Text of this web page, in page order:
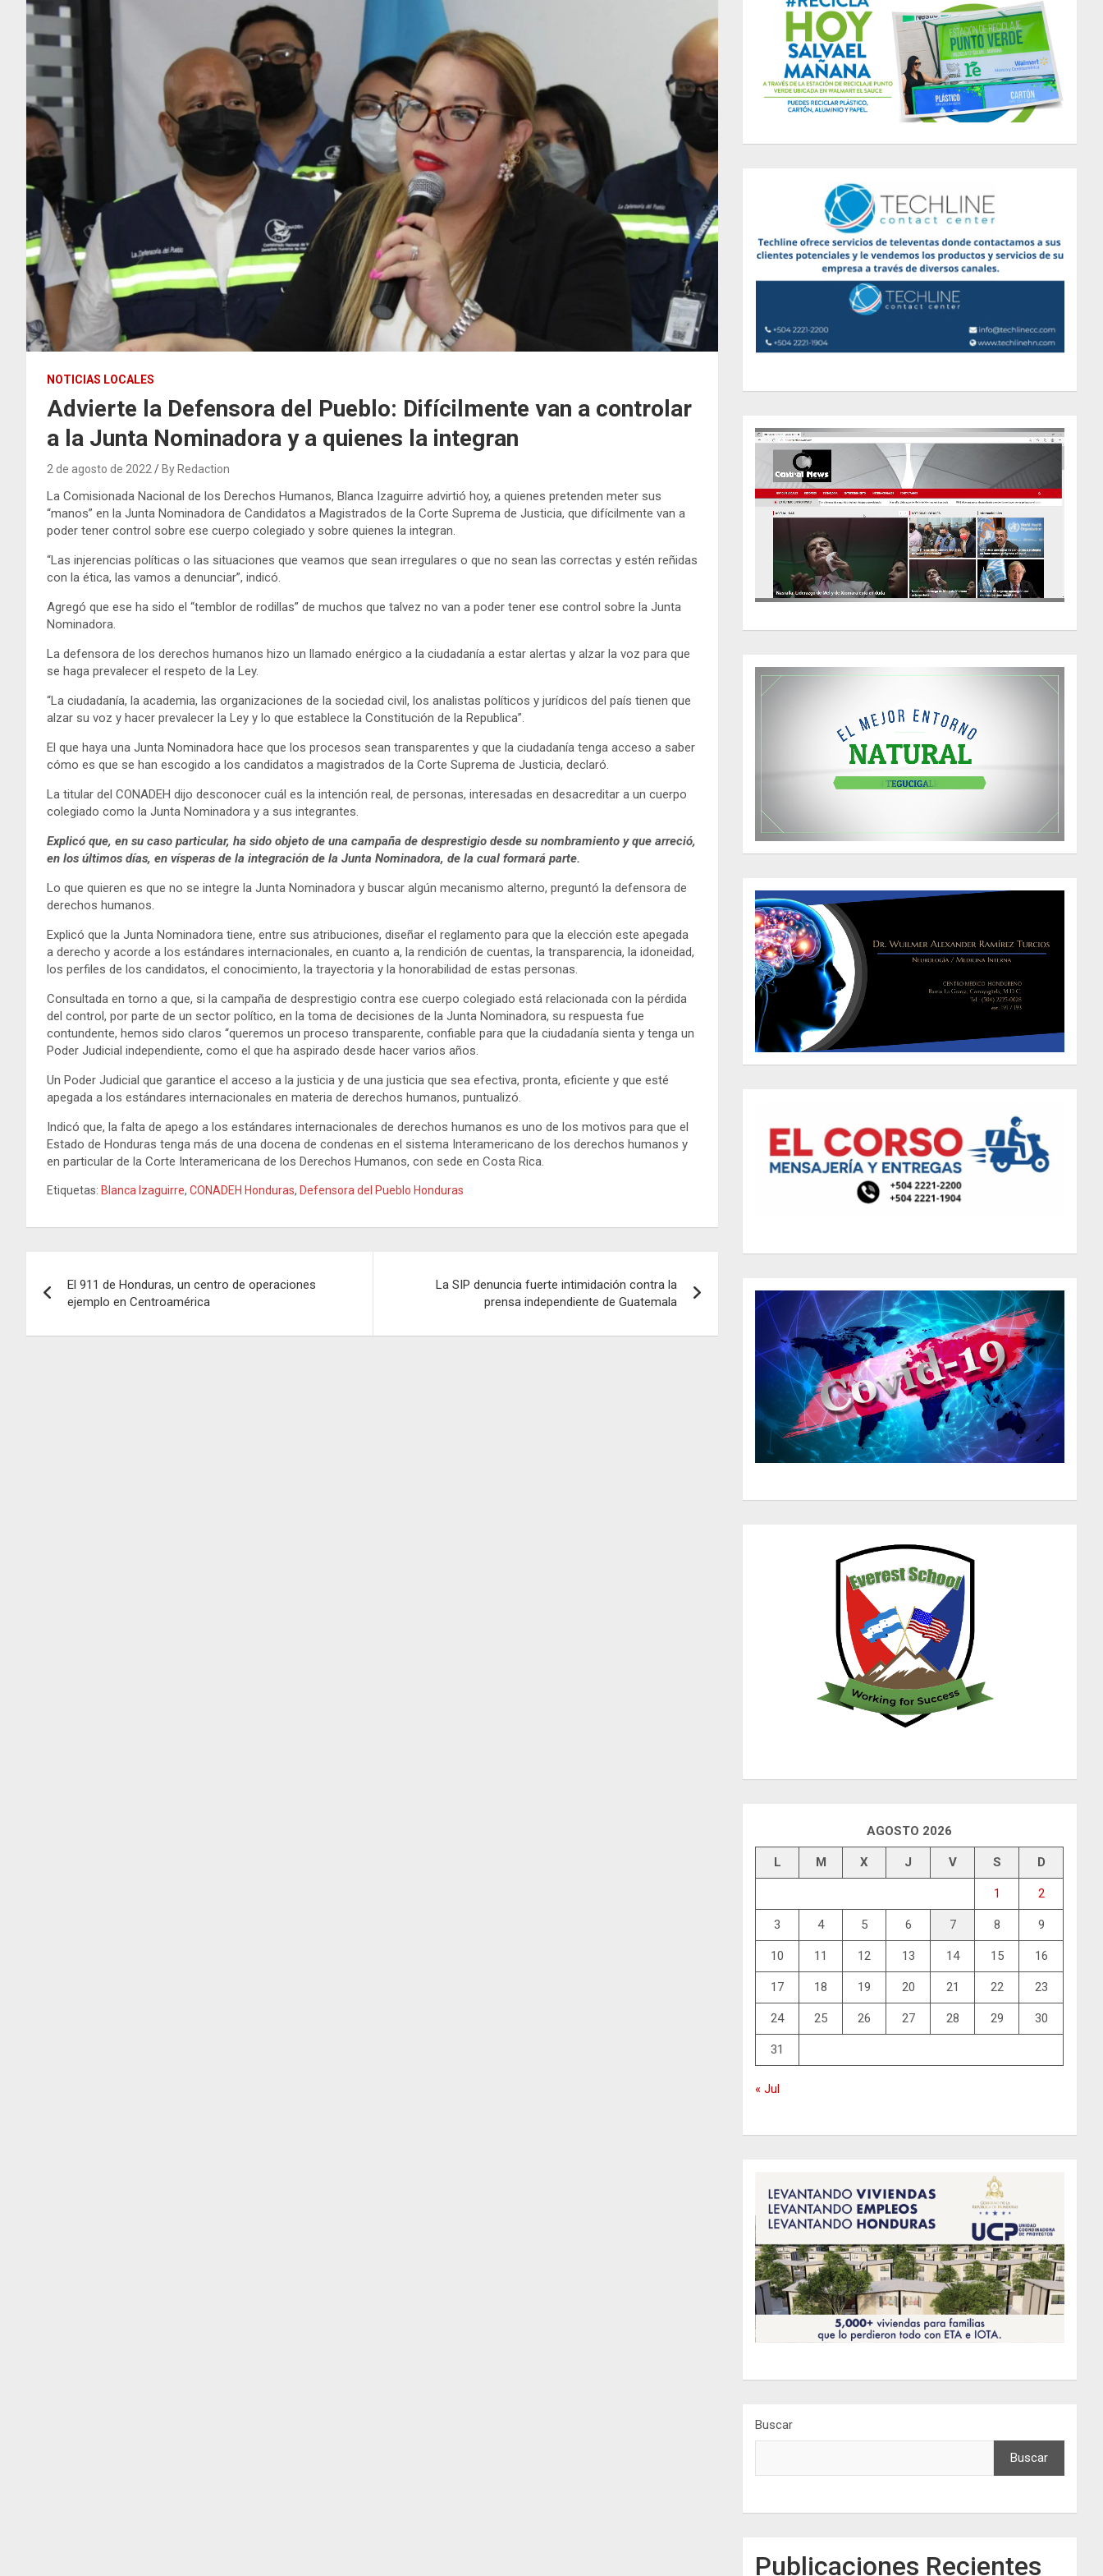
NOTICIAS LOCALES
Advierte la Defensora del Pueblo: Difícilmente van a controlar
a la Junta Nominadora y a quienes la integran
2 de agosto de 2022 By Redaction
La Comisionada Nacional de los Derechos Humanos, Blanca Izaguirre advirtió hoy, a quienes pretenden meter sus
“manos” en la Junta Nominadora de Candidatos a Magistrados de la Corte Suprema de Justicia, que difícilmente van a
poder tener control sobre ese cuerpo colegiado y sobre quienes la integran.
“Las injerencias políticas o las situaciones que veamos que sean irregulares o que no sean las correctas y estén reñidas
con la ética, las vamos a denunciar”, indicó.
Agregó que ese ha sido el “temblor de rodillas” de muchos que talvez no van a poder tener ese control sobre la Junta
Nominadora.
La defensora de los derechos humanos hizo un llamado enérgico a la ciudadanía a estar alertas y alzar la voz para que
se haga prevalecer el respeto de la Ley.
“La ciudadanía, la academia, las organizaciones de la sociedad civil, los analistas políticos y jurídicos del país tienen que
alzar su voz y hacer prevalecer la Ley y lo que establece la Constitución de la Republica”.
El que haya una Junta Nominadora hace que los procesos sean transparentes y que la ciudadanía tenga acceso a saber
cómo es que se han escogido a los candidatos a magistrados de la Corte Suprema de Justicia, declaró.
La titular del CONADEH dijo desconocer cuál es la intención real, de personas, interesadas en desacreditar a un cuerpo
colegiado como la Junta Nominadora y a sus integrantes.
Explicó que, en su caso particular, ha sido objeto de una campaña de desprestigio desde su nombramiento y que arreció,
en los últimos días, en vísperas de la integración de la Junta Nominadora, de la cual formará parte.
Lo que quieren es que no se integre la Junta Nominadora y buscar algún mecanismo alterno, preguntó la defensora de
derechos humanos.
Explicó que la Junta Nominadora tiene, entre sus atribuciones, diseñar el reglamento para que la elección este apegada
a derecho y acorde a los estándares internacionales, en cuanto a, la rendición de cuentas, la transparencia, la idoneidad,
los perfiles de los candidatos, el conocimiento, la trayectoria y la honorabilidad de estas personas.
Consultada en torno a que, si la campaña de desprestigio contra ese cuerpo colegiado está relacionada con la pérdida
del control, por parte de un sector político, en la toma de decisiones de la Junta Nominadora, su respuesta fue
contundente, hemos sido claros “queremos un proceso transparente, confiable para que la ciudadanía sienta y tenga un
Poder Judicial independiente, como el que ha aspirado desde hacer varios años.
Un Poder Judicial que garantice el acceso a la justicia y de una justicia que sea efectiva, pronta, eficiente y que esté
apegada a los estándares internacionales en materia de derechos humanos, puntualizó.
Indicó que, la falta de apego a los estándares internacionales de derechos humanos es uno de los motivos para que el
Estado de Honduras tenga más de una docena de condenas en el sistema Interamericano de los derechos humanos y
en particular de la Corte Interamericana de los Derechos Humanos, con sede en Costa Rica.
Etiquetas: Blanca Izaguirre, CONADEH Honduras, Defensora del Pueblo Honduras
de
entradas
El 911 de Honduras, un centro de operaciones
ejemplo en Centroamérica
La SIP denuncia fuerte intimidación contra la
prensa independiente de Guatemala
AGOSTO 2026
L M X J V S D
1 2
3 4 5 6 7 8 9
10 11 12 13 14 15 16
17 18 19 20 21 22 23
24 25 26 27 28 29 30
31
« Jul
Buscar
Buscar
Publicaciones Recientes